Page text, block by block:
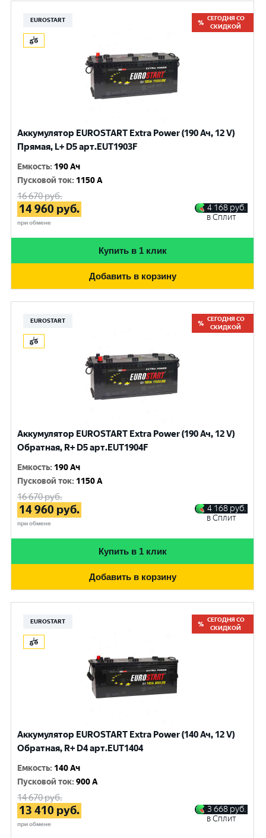
EUROSTART
СЕГОДНЯ СО
СКИДКОЙ
Аккумулятор EUROSTART Extra Power (190 Ач, 12 V)
Прямая, L+ D5 арт.EUT1903F
Емкость: 190 Ач
Пусковой ток: 1150 A
16 670руб.
14 960 руб.
при обмене
4 168 руб.
в Сплит
Купить в 1 клик
Добавить в корзину
EUROSTART
СЕГОДНЯ СО
СКИДКОЙ
Аккумулятор EUROSTART Extra Power (190 Ач, 12 V)
Обратная, R+ D5 арт.EUT1904F
Емкость: 190 Ач
Пусковой ток: 1150 A
16 670руб.
14 960 руб.
при обмене
4 168 руб.
в Сплит
Купить в 1 клик
Добавить в корзину
EUROSTART
СЕГОДНЯ СО
СКИДКОЙ
Аккумулятор EUROSTART Extra Power (140 Ач, 12 V)
Обратная, R+ D4 арт.EUT1404
Емкость: 140 Ач
Пусковой ток:900 A
14 670руб.
13 410 руб.
при обмене
3 668 руб.
в Сплит